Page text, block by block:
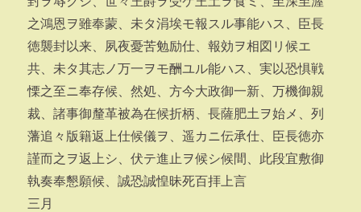
之鴻恩ヲ雖奉蒙、未タ涓埃モ報スル事能ハス、臣長
徳襲封以来、夙夜憂苦勉励仕、報効ヲ相図リ候エ
共、未タ其志ノ万一ヲモ酬ユル能ハス、実以恐惧戦
慄之至ニ奉存候、然処、方今大政御一新、万機御親
裁、諸事御釐革被為在候折柄、長薩肥土ヲ始メ、列
藩追々版籍返上仕候儀ヲ、遥カニ伝承仕、臣長徳亦
謹而之ヲ返上シ、伏テ進止ヲ候シ候間、此段宜敷御
執奏奉懇願候、誠恐誠惶昧死百拝上言
三月